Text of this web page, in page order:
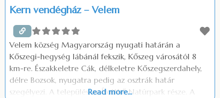
Kern vendégház – Velem
Velem község Magyarország nyugati határán a
Kőszegi-hegység lábánál fekszik, Kőszeg városától 8
km-re. Északkeletre Cák, délkeletre Kőszegszerdahely,
délre Bozsok, nyugatra pedig az osztrák határ
szegélyezi. A település az Írottkő Natúrpark része. A
Read more...